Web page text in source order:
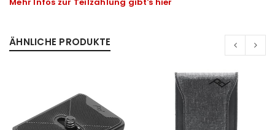
ÄHNLICHE PRODUKTE